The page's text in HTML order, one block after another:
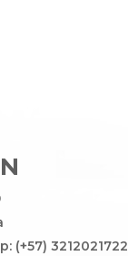
(+57) 3212021722